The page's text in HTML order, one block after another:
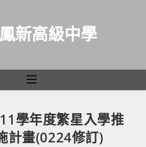
新高級中學
學年度繁星入學推
計畫(0224修訂)